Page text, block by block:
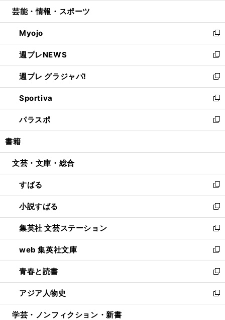
開
く
ウ
で
開
く
ウ
ン
ド
ウ
で
開
く
し
ウ
ィ
ン
ド
ウ
で
開
く
芸能・情報・スポーツ
Myojo
新
し
い
ウ
ィ
ン
ド
ウ
で
開
週プレNEWS
新
し
い
ウ
ィ
ン
ド
ウ
開
週プレ グラジャパ!
新
し
い
ウ
ィ
ン
ウ
開
く
Sportiva
新
し
い
ウ
ン
ウ
で
開
く
パラスポ
新
し
ウ
ン
ド
ウ
で
開
く
書籍
文芸・文庫・総合
すばる
新
し
い
ウ
ィ
ン
ド
ウ
で
開
く
小説すばる
新
し
い
ウ
ィ
ン
ド
ウ
で
開
集英社 文芸ステーション
新
し
い
ウ
ィ
ン
ド
ウ
web 集英社文庫
新
し
い
ウ
ィ
ン
青春と読書
新
し
い
ウ
アジア人物史
新
し
学芸・ノンフィクション・新書